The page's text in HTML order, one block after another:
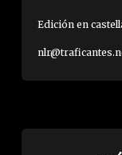
Edición en